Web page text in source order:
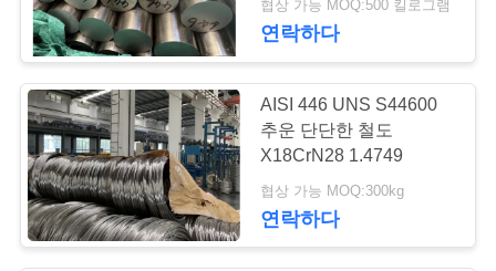
공
장
여
행
스
특수 합금
협상 가능 MOQ:500 킬로그램
연락하다
AISI 446 UNS S44600
추운 단단한 철도
X18CrN28 1.4749
협상 가능 MOQ:300kg
연락하다